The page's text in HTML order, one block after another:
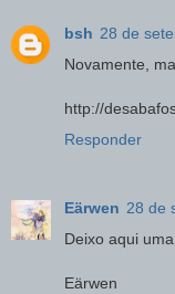
bsh 28 de
Novamente,
http://
Responder
Eärwen 28 de
Deixo aqui
Eärwen